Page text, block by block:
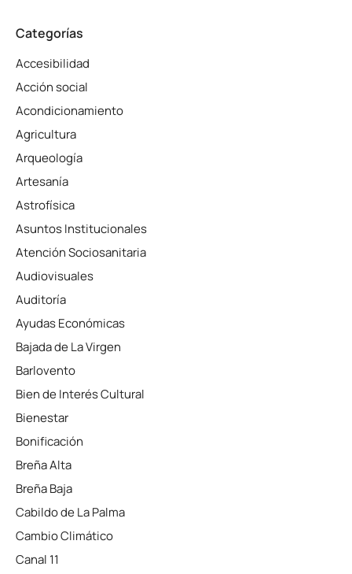
Categorías
Accesibilidad
Acción social
Acondicionamiento
Agricultura
Arqueología
Artesanía
Astrofísica
Asuntos Institucionales
Atención Sociosanitaria
Audiovisuales
Auditoría
Ayudas Económicas
Bajada de La Virgen
Barlovento
Bien de Interés Cultural
Bienestar
Bonificación
Breña Alta
Breña Baja
Cabildo de La Palma
Cambio Climático
Canal 11